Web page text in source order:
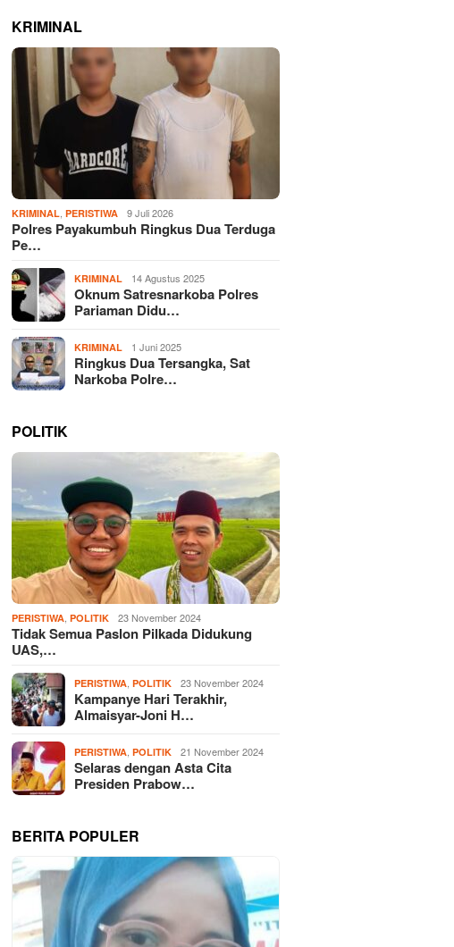
KRIMINAL
KRIMINAL ,PERISTIWA 9 Juli 2026
Polres Payakumbuh Ringkus Dua Terduga
Pe…
KRIMINAL 14 Agustus 2025
Oknum Satresnarkoba Polres
Pariaman Didu…
KRIMINAL 1 Juni 2025
Ringkus Dua Tersangka, Sat
Narkoba Polre…
POLITIK
PERISTIWA ,POLITIK 23 November 2024
Tidak Semua Paslon Pilkada Didukung
UAS,…
PERISTIWA ,POLITIK 23 November 2024
Kampanye Hari Terakhir,
Almaisyar-Joni H…
PERISTIWA ,POLITIK 21 November 2024
Selaras dengan Asta Cita
Presiden Prabow…
BERITA POPULER